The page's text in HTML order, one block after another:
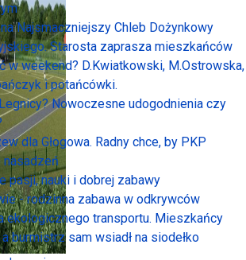
Najsmaczniejszy Chleb Dożynkowy
Starosta zaprasza mieszkańców
w weekend? D.Kwiatkowski, M.Ostrowska,
i potańcówki.
Nowoczesne udogodnienia czy
dla Głogowa. Radny chce, by PKP
nasadzeń
pasji, nauki i dobrej zabawy
- rodzinna zabawa w odkrywców
ekologicznego transportu. Mieszkańcy
burmistrz sam wsiadł na siodełko